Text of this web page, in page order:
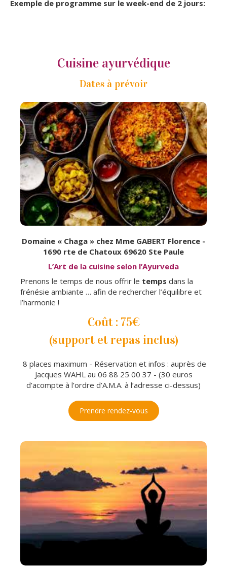
Exemple de programme sur le week-end de 2 jours:
Cuisine ayurvédique
Dates à prévoir
Domaine « Chaga » chez Mme GABERT Florence -
1690 rte de Chatoux 69620 Ste Paule
L’Art de la cuisine selon l’Ayurveda
Prenons le temps de nous offrir le temps dans la
frénésie ambiante … afin de rechercher l’équilibre et
l’harmonie !
Coût : 75€
(support et repas inclus)
8 places maximum - Réservation et infos : auprès de
Jacques WAHL au 06 88 25 00 37 - (30 euros
d’acompte à l’ordre d’A.M.A. à l’adresse ci-dessus)
Prendre rendez-vous